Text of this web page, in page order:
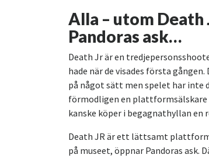
Alla – utom Death
Pandoras ask…
Death Jr är en
hade när de visades första
på något sätt men spelet har inte
förmodligen en plattformsälskare
kanske köper i begagnathyllan en
Death JR är ett lättsamt
på museet, öppnar Pandoras ask.